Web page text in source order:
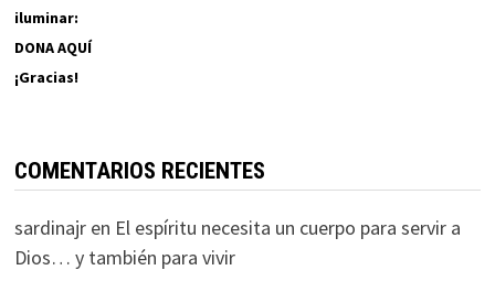
iluminar:
DONA AQUÍ
¡Gracias!
COMENTARIOS RECIENTES
sardinajren El espíritu necesita un cuerpo para servir a
Dios… y también para vivir